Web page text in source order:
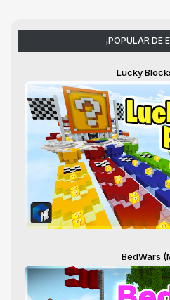
¡POPULAR DE
Lucky
BedWars